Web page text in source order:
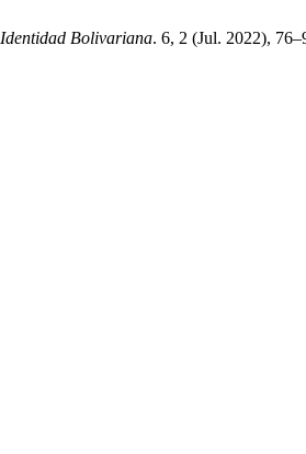
Identidad Bolivariana. 6, 2 (Jul. 2022),